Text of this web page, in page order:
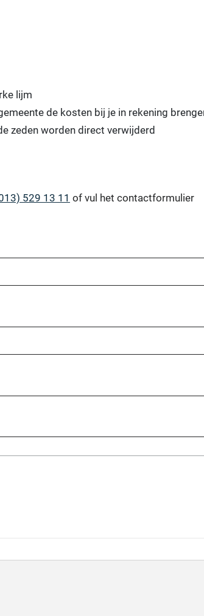
lijm
de kosten bij je in rekening
zeden worden direct verwijderd
529 13 11 of vul het contactformulier